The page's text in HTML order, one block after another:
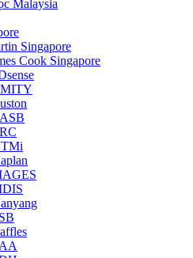
Malaysia
Singapore
Cook Singapore